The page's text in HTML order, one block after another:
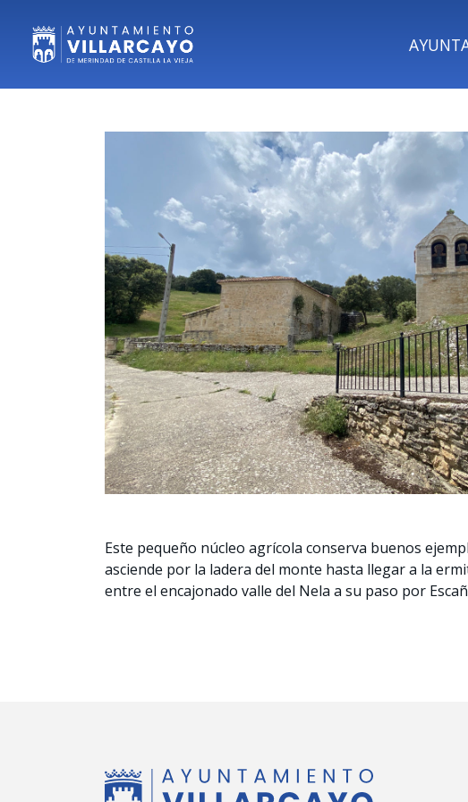
Este pequeño núcleo agrícola conserva buenos
asciende por la ladera del monte hasta llegar a la
entre el encajonado valle del Nela a su paso por